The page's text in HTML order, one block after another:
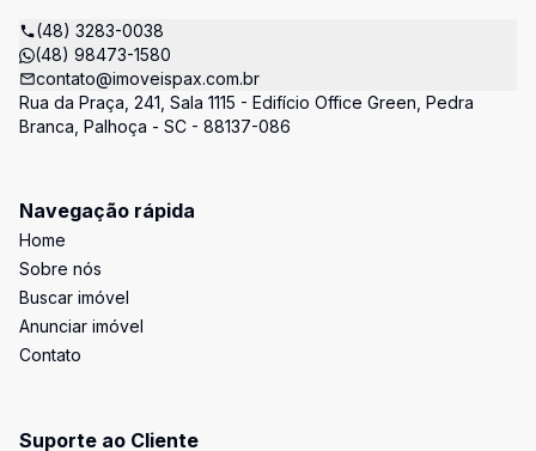
(48) 3283-0038
(48) 98473-1580
contato@imoveispax.com.br
Rua da Praça, 241, Sala 1115 - Edifício Office Green, Pedra
Branca, Palhoça - SC - 88137-086
Navegação rápida
Home
Sobre nós
Buscar imóvel
Anunciar imóvel
Contato
Suporte ao Cliente